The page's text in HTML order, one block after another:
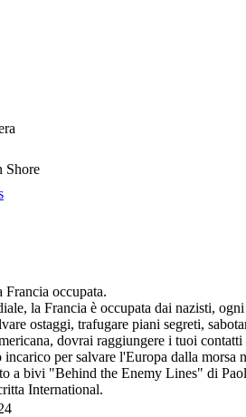
Shore
Francia occupata.
la Francia è occupata dai nazisti,
ostaggi, trafugare piani segreti,
dovrai raggiungere i tuoi
per salvare l'Europa dalla morsa
a bivi "Behind the Enemy Lines" di
International.